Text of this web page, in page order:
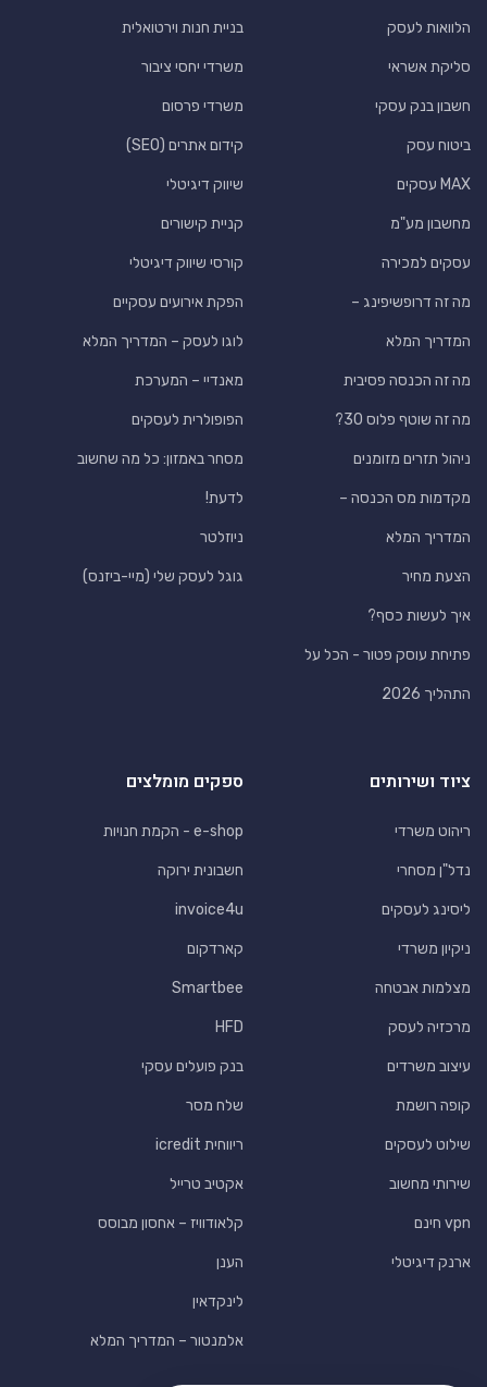
הלוואות לעסק
סליקת אשראי
חשבון בנק עסקי
ביטוח עסק
MAX עסקים
מחשבון מע"מ
עסקים למכירה
מה זה דרופשיפינג –
המדריך המלא
מה זה הכנסה פסיבית
מה זה שוטף פלוס 30?
ניהול תזרים מזומנים
מקדמות מס הכנסה –
המדריך המלא
הצעת מחיר
איך לעשות כסף?
פתיחת עוסק פטור - הכל על
התהליך 2026
בניית חנות וירטואלית
משרדי יחסי ציבור
משרדי פרסום
קידום אתרים (SEO)
שיווק דיגיטלי
קניית קישורים
קורסי שיווק דיגיטלי
הפקת אירועים עסקיים
לוגו לעסק – המדריך המלא
מאנדיי – המערכת
הפופולרית לעסקים
מסחר באמזון: כל מה שחשוב
לדעת!
ניוזלטר
גוגל לעסק שלי (מיי-ביזנס)
ציוד ושירותים
ריהוט משרדי
נדל"ן מסחרי
ליסינג לעסקים
ניקיון משרדי
מצלמות אבטחה
מרכזיה לעסק
עיצוב משרדים
קופה רושמת
שילוט לעסקים
שירותי מחשוב
vpn חינם
ארנק דיגיטלי
ספקים מומלצים
e-shop - הקמת חנויות
חשבונית ירוקה
invoice4u
קארדקום
Smartbee
HFD
בנק פועלים עסקי
שלח מסר
ריווחית icredit
אקטיב טרייל
קלאודוויז – אחסון מבוסס
הענן
לינקדאין
אלמנטור – המדריך המלא